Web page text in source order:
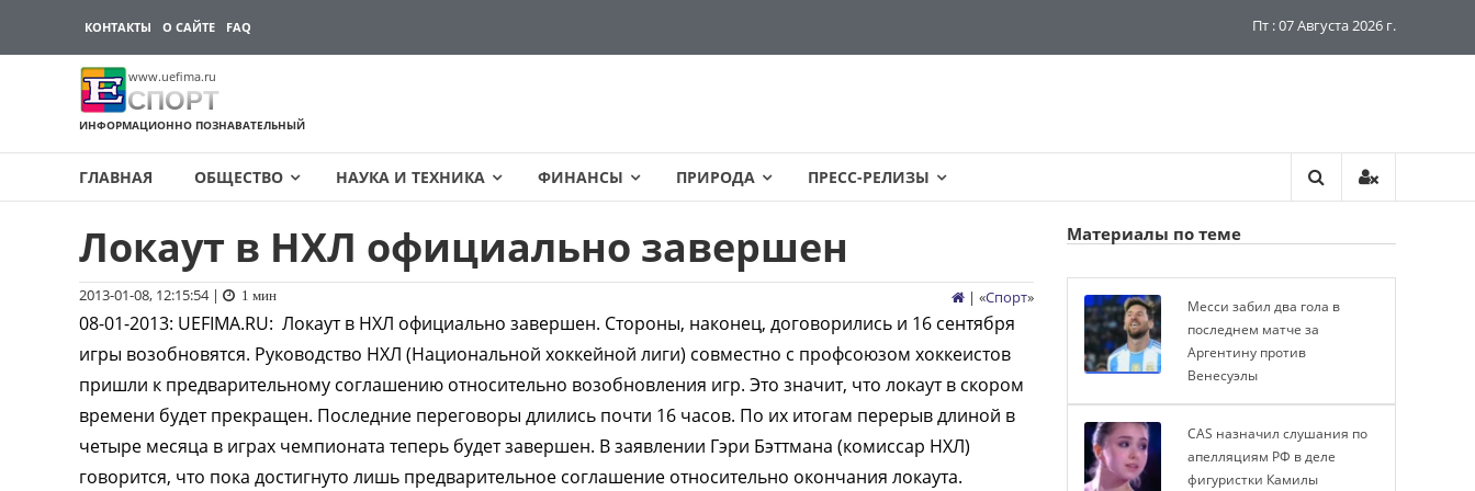
КОНТАКТЫ О САЙТЕ FAQ Пт : 07 Августа 2026 г.
www.uefima.ru
СПОРТ
ИНФОРМАЦИОННО ПОЗНАВАТЕЛЬНЫЙ
ГЛАВНАЯ ОБЩЕСТВО НАУКА И ТЕХНИКА ФИНАНСЫ ПРИРОДА ПРЕСС-РЕЛИЗЫ
содержимому
Локаут в НХЛ официально завершен
2013-01-08, 12:15:54| 1 мин | «Спорт»
08-01-2013: UEFIMA.RU: Локаут в НХЛ официально завершен. Стороны, наконец, договорились и 16 сентября
игры возобновятся. Руководство НХЛ (Национальной хоккейной лиги) совместно с профсоюзом хоккеистов
пришли к предварительному соглашению относительно возобновления игр. Это значит, что локаут в скором
времени будет прекращен. Последние переговоры длились почти 16 часов. По их итогам перерыв длиной в
четыре месяца в играх чемпионата теперь будет завершен. В заявлении Гэри Бэттмана (комиссар НХЛ)
говорится, что пока достигнуто лишь предварительное соглашение относительно окончания локаута.
Материалы по теме
Месси забил два гола в
последнем матче за
Аргентину против
Венесуэлы
CAS назначил слушания по
апелляциям РФ в деле
фигуристки Камилы